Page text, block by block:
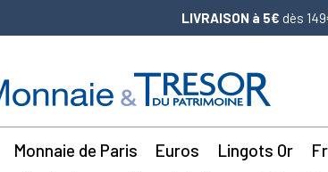
LIVRAISON à 5€ dès
Monnaie de Paris Euros Lingots Or